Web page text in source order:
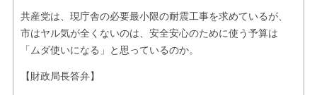
共産党は、現庁舎の必要最小限の耐震工事を求めているが、
市はヤル気が全くないのは、安全安心のために使う予算は
「ムダ使いになる」と思っているのか。
【財政局長答弁】